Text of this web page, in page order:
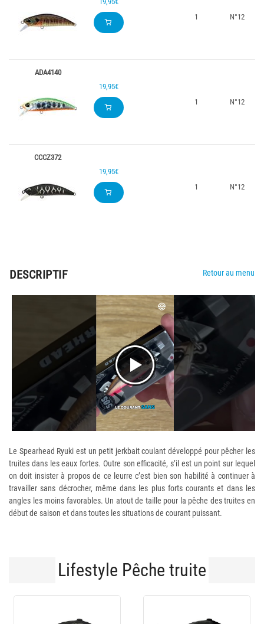
1
N°12
ADA4140
19,95€
1
N°12
CCCZ372
19,95€
1
N°12
DESCRIPTIF Retour au menu
Le Spearhead Ryuki est un petit jerkbait coulant développé pour pêcher les
truites dans les eaux fortes. Outre son efficacité, s’il est un point sur lequel
on doit insister à propos de ce leurre c’est bien son habilité à continuer à
travailler sans décrocher, même dans les plus forts courants et dans les
angles les moins favorables. Un atout de taille pour la pêche des truites en
début de saison et dans toutes les situations de courant puissant.
Lifestyle Pêche truite